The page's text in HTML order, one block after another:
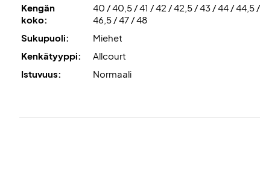
Kengän
koko:
40 / 40,5 / 41 / 42 / 42,5 / 43 / 44 / 44,5
46,5 / 47 / 48
Sukupuoli:
Miehet
Kenkätyyppi:
Allcourt
Istuvuus:
Normaali